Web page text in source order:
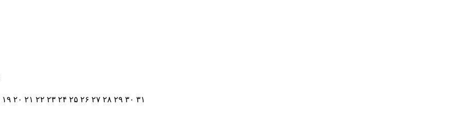
۱۹ ۲۰ ۲۱ ۲۲ ۲۳ ۲۴ ۲۵ ۲۶ ۲۷ ۲۸ ۲۹ ۳۰ ۳۱